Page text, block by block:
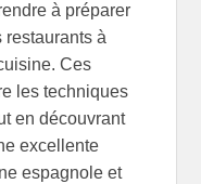
à préparer
restaurants à
Ces
les techniques
en découvrant
excellente
espagnole et